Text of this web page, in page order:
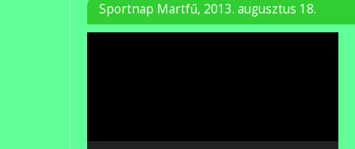
Sportnap Martfű, 2013. augusztus 18.